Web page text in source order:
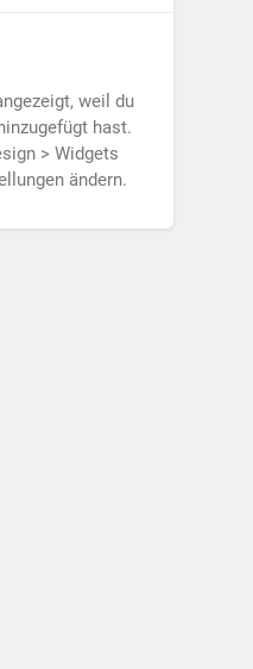
weil du
hast.
> Widgets
ändern.